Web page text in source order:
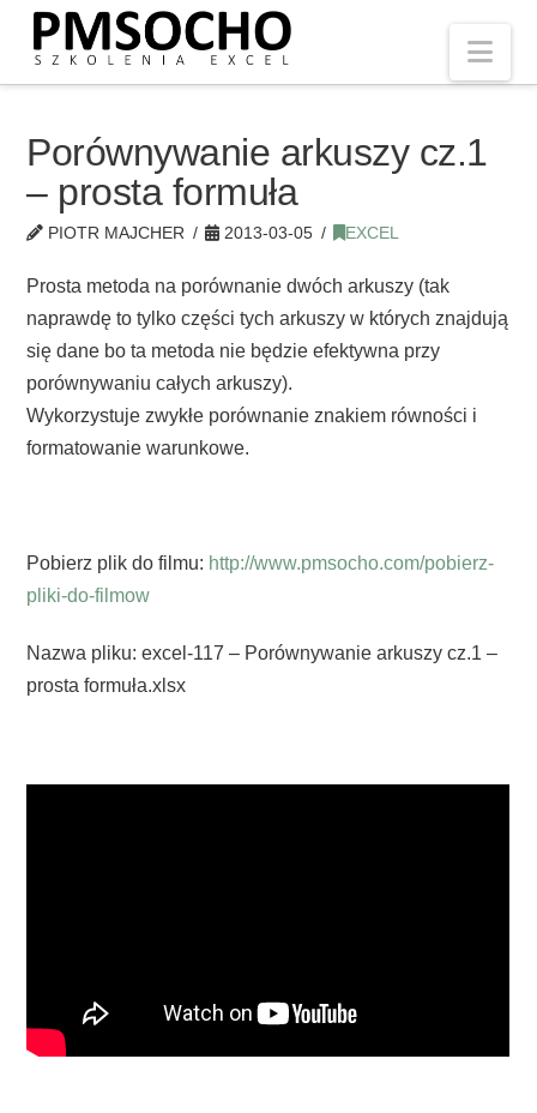
Porównywanie arkuszy cz.1
– prosta formuła
PIOTR MAJCHER 2013-03-05 EXCEL
Prosta metoda na porównanie dwóch arkuszy (tak
naprawdę to tylko części tych arkuszy w których znajdują
się dane bo ta metoda nie będzie efektywna przy
porównywaniu całych arkuszy).
Wykorzystuje zwykłe porównanie znakiem równości i
formatowanie warunkowe.
Pobierz plik do filmu: http://www.pmsocho.com/pobierz-
pliki-do-filmow
Nazwa pliku: excel-117 – Porównywanie arkuszy cz.1 –
prosta formuła.xlsx